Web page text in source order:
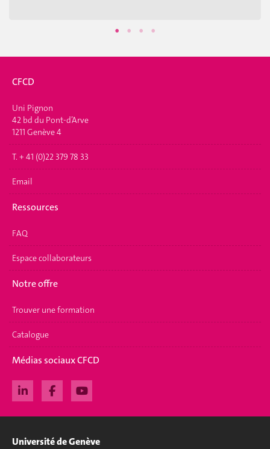
CFCD
Uni Pignon
42 bd du Pont-d’Arve
1211 Genève 4
T. + 41 (0)22 379 78 33
Email
Ressources
FAQ
Espace collaborateurs
Notre offre
Trouver une formation
Catalogue
Médias sociaux CFCD
Université de Genève